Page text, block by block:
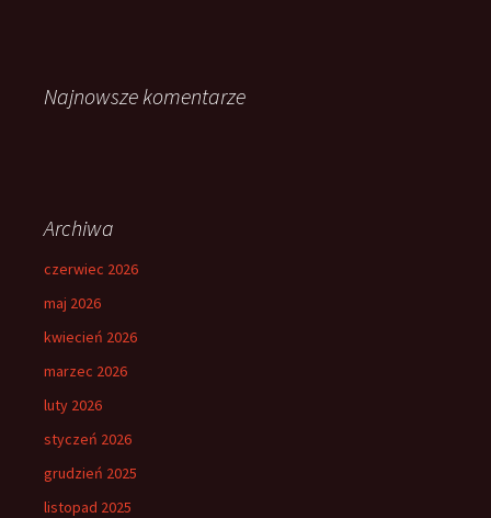
Najnowsze komentarze
Archiwa
czerwiec 2026
maj 2026
kwiecień 2026
marzec 2026
luty 2026
styczeń 2026
grudzień 2025
listopad 2025